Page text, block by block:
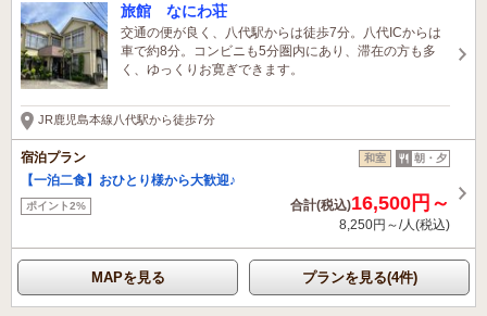
旅館 なにわ荘
交通の便が良く、八代駅からは徒歩7分。八代ICからは
車で約8分。コンビニも5分圏内にあり、滞在の方も多
く、ゆっくりお寛ぎできます。
JR鹿児島本線八代駅から徒歩7分
宿泊プラン 和室 朝・夕
【一泊二食】おひとり様から大歓迎♪
ポイント2% 合計(税込)16,500円～
8,250円～/人(税込)
MAPを見る プランを見る(4件)